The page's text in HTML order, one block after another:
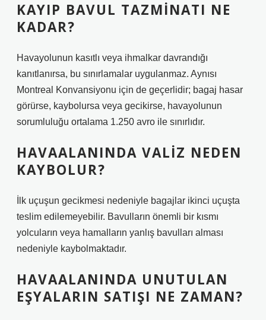
KAYIP BAVUL TAZMINATI NE
KADAR?
Havayolunun kasıtlı veya ihmalkar davrandığı
kanıtlanırsa, bu sınırlamalar uygulanmaz. Aynısı
Montreal Konvansiyonu için de geçerlidir; bagaj hasar
görürse, kaybolursa veya gecikirse, havayolunun
sorumluluğu ortalama 1.250 avro ile sınırlıdır.
HAVAALANINDA VALIZ NEDEN
KAYBOLUR?
İlk uçuşun gecikmesi nedeniyle bagajlar ikinci uçuşta
teslim edilemeyebilir. Bavulların önemli bir kısmı
yolcuların veya hamalların yanlış bavulları alması
nedeniyle kaybolmaktadır.
HAVAALANINDA UNUTULAN
EŞYALARIN SATIŞI NE ZAMAN?